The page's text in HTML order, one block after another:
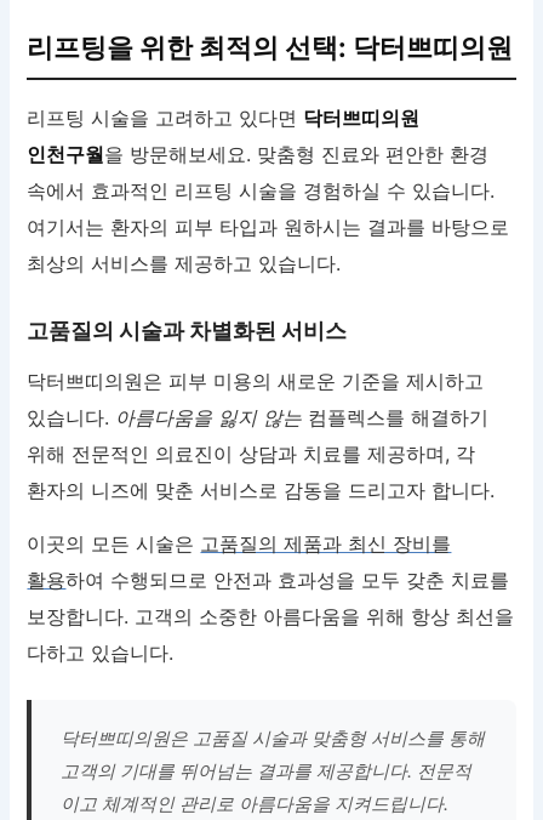
리프팅을 위한 최적의 선택: 닥터쁘띠의원
리프팅 시술을 고려하고 있다면 닥터쁘띠의원
인천구월을 방문해보세요. 맞춤형 진료와 편안한 환경
속에서 효과적인 리프팅 시술을 경험하실 수 있습니다.
여기서는 환자의 피부 타입과 원하시는 결과를 바탕으로
최상의 서비스를 제공하고 있습니다.
고품질의 시술과 차별화된 서비스
닥터쁘띠의원은 피부 미용의 새로운 기준을 제시하고
있습니다. 아름다움을 잃지 않는 컴플렉스를 해결하기
위해 전문적인 의료진이 상담과 치료를 제공하며, 각
환자의 니즈에 맞춘 서비스로 감동을 드리고자 합니다.
이곳의 모든 시술은 고품질의 제품과 최신 장비를
활용하여 수행되므로 안전과 효과성을 모두 갖춘 치료를
보장합니다. 고객의 소중한 아름다움을 위해 항상 최선을
다하고 있습니다.
닥터쁘띠의원은 고품질 시술과 맞춤형 서비스를 통해
고객의 기대를 뛰어넘는 결과를 제공합니다. 전문적
이고 체계적인 관리로 아름다움을 지켜드립니다.